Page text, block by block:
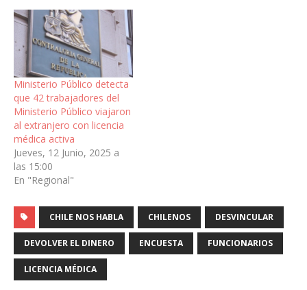
Ministerio Público detecta
que 42 trabajadores del
Ministerio Público viajaron
al extranjero con licencia
médica activa
Jueves, 12 Junio, 2025 a
las 15:00
En "Regional"
CHILE NOS HABLA CHILENOS DESVINCULAR
DEVOLVER EL DINERO ENCUESTA FUNCIONARIOS
LICENCIA MÉDICA